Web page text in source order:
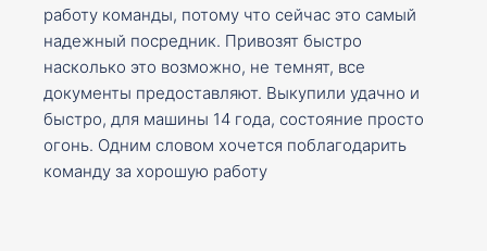
работу команды, потому что сейчас это самый
надежный посредник. Привозят быстро
насколько это возможно, не темнят, все
документы предоставляют. Выкупили удачно и
быстро, для машины 14 года, состояние просто
огонь. Одним словом хочется поблагодарить
команду за хорошую работу